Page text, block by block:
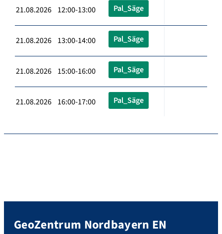
21.08.2026 12:00-13:00 Pal_Säge
21.08.2026 13:00-14:00 Pal_Säge
21.08.2026 15:00-16:00 Pal_Säge
21.08.2026 16:00-17:00 Pal_Säge
GeoZentrum Nordbayern EN